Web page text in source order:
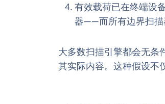
有效载荷已在终端设
器——而所有边界扫描
大多数扫描引擎都会无条
其实际内容。这种假设不